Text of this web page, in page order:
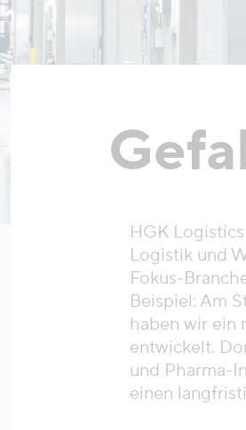
HGK
Logistik und
Fokus-
Beispiel: Am
haben wir ein
entwickelt.
und Pharma-
einen